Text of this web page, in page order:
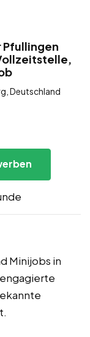
Deutschland
Minijobs in